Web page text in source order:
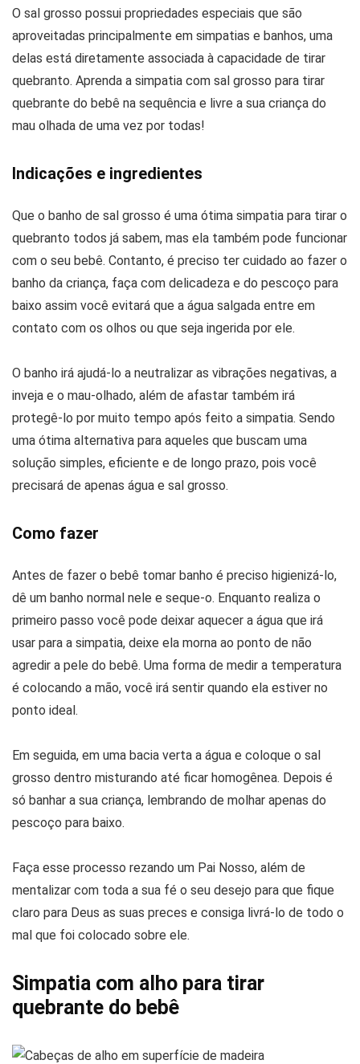
O sal grosso possui propriedades especiais que são
aproveitadas principalmente em simpatias e banhos, uma
delas está diretamente associada à capacidade de tirar
quebranto. Aprenda a simpatia com sal grosso para tirar
quebrante do bebê na sequência e livre a sua criança do
mau olhada de uma vez por todas!
Indicações e ingredientes
Que o banho de sal grosso é uma ótima simpatia para tirar o
quebranto todos já sabem, mas ela também pode funcionar
com o seu bebê. Contanto, é preciso ter cuidado ao fazer o
banho da criança, faça com delicadeza e do pescoço para
baixo assim você evitará que a água salgada entre em
contato com os olhos ou que seja ingerida por ele.
O banho irá ajudá-lo a neutralizar as vibrações negativas, a
inveja e o mau-olhado, além de afastar também irá
protegê-lo por muito tempo após feito a simpatia. Sendo
uma ótima alternativa para aqueles que buscam uma
solução simples, eficiente e de longo prazo, pois você
precisará de apenas água e sal grosso.
Como fazer
Antes de fazer o bebê tomar banho é preciso higienizá-lo,
dê um banho normal nele e seque-o. Enquanto realiza o
primeiro passo você pode deixar aquecer a água que irá
usar para a simpatia, deixe ela morna ao ponto de não
agredir a pele do bebê. Uma forma de medir a temperatura
é colocando a mão, você irá sentir quando ela estiver no
ponto ideal.
Em seguida, em uma bacia verta a água e coloque o sal
grosso dentro misturando até ficar homogênea. Depois é
só banhar a sua criança, lembrando de molhar apenas do
pescoço para baixo.
Faça esse processo rezando um Pai Nosso, além de
mentalizar com toda a sua fé o seu desejo para que fique
claro para Deus as suas preces e consiga livrá-lo de todo o
mal que foi colocado sobre ele.
Simpatia com alho para tirar
quebrante do bebê